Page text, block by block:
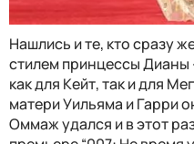
Нашлись и те, кто сразу
стилем принцессы
как для Кейт, так и для
матери Уильяма и Гарри
Оммаж удался и в этот